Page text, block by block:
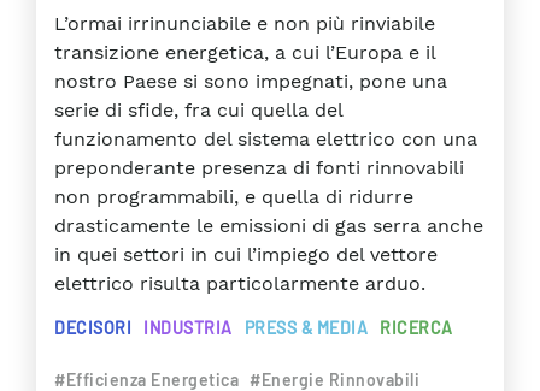
L’ormai irrinunciabile e non più rinviabile
transizione energetica, a cui l’Europa e il
nostro Paese si sono impegnati, pone una
serie di sfide, fra cui quella del
funzionamento del sistema elettrico con una
preponderante presenza di fonti rinnovabili
non programmabili, e quella di ridurre
drasticamente le emissioni di gas serra anche
in quei settori in cui l’impiego del vettore
elettrico risulta particolarmente arduo.
DECISORI INDUSTRIA PRESS & MEDIA RICERCA
#Efficienza Energetica #Energie Rinnovabili